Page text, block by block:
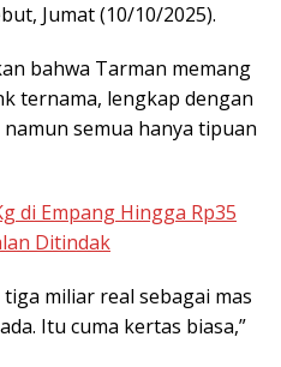
Jumat (10/10/2025).
bahwa Tarman memang
ternama, lengkap dengan
semua hanya tipuan
di Empang Hingga Rp35
Ditindak
tiga miliar real sebagai mas
Itu cuma kertas biasa,”